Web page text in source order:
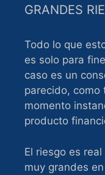
GRANDES
Todo lo que
es solo para
caso es un
parecido, como
momento
producto
El riesgo es
muy grandes